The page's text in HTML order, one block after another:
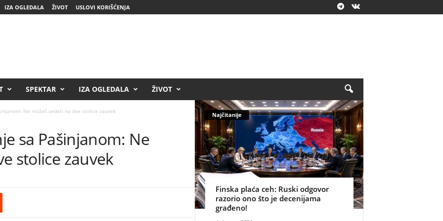
IZA OGLEDALA ŽIVOT USLOVI KORIŠĆENJA
SPEKTAR IZA OGLEDALA ŽIVOT
Ne možeš sedeti na dve stolice zauvek
sa Pašinjanom: Ne
stolice zauvek
Najčitanije
Finska plaća ceh: Ruski odgovor
razorio ono što je decenijama
građeno!